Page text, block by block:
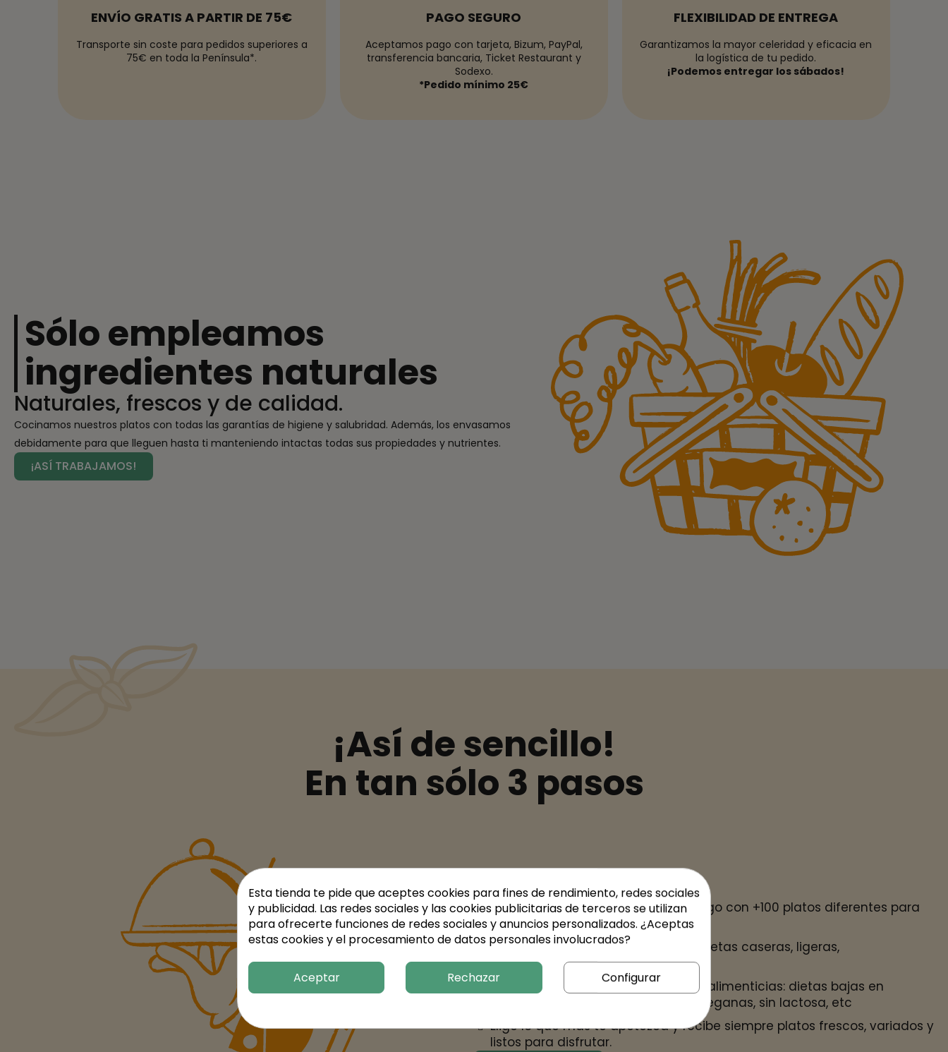
ENVÍO GRATIS A PARTIR DE 75€
Transporte sin coste para pedidos superiores a
75€ en toda la Península*.
PAGO SEGURO
Aceptamos pago con tarjeta, Bizum, PayPal,
transferencia bancaria, Ticket Restaurant y
Sodexo.
*Pedido mínimo 25€
FLEXIBILIDAD DE ENTREGA
Garantizamos la mayor celeridad y eficacia en
la logística de tu pedido.
¡Podemos entregar los sábados!
Sólo empleamos
ingredientes naturales
Naturales, frescos y de calidad.
Cocinamos nuestros platos con todas las garantías de higiene y salubridad. Además, los envasamos
debidamente para que lleguen hasta ti manteniendo intactas todas sus propiedades y nutrientes.
¡ASÍ TRABAJAMOS!
¡Así de sencillo!
En tan sólo 3 pasos
1. Elige tus platos
Cada semana accede a un catálogo con +100 platos diferentes para
personalizar tu menú.
Opciones para todos los gustos: recetas caseras, ligeras,
internacionales y tradicionales.
Adaptado a distintas necesidades alimenticias: dietas bajas en
calorías, sin gluten, vegetarianas, veganas, sin lactosa, etc
Elige lo que más te apetezca y recibe siempre platos frescos, variados y
listos para disfrutar.
Esta tienda te pide que aceptes cookies para fines de rendimiento, redes sociales
y publicidad. Las redes sociales y las cookies publicitarias de terceros se utilizan
para ofrecerte funciones de redes sociales y anuncios personalizados. ¿Aceptas
estas cookies y el procesamiento de datos personales involucrados?
Aceptar Rechazar Configurar